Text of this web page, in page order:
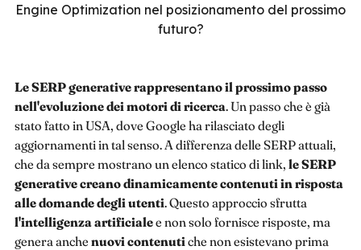
Engine Optimization nel posizionamento del prossimo
futuro?
Le SERP generative rappresentano il prossimo passo
nell'evoluzione dei motori di ricerca. Un passo che è già
stato fatto in USA, dove Google ha rilasciato degli
aggiornamenti in tal senso. A differenza delle SERP attuali,
che da sempre mostrano un elenco statico di link, le SERP
generative creano dinamicamente contenuti in risposta
alle domande degli utenti. Questo approccio sfrutta
l'intelligenza artificialee non solo fornisce risposte, ma
genera anche nuovi contenuti che non esistevano prima